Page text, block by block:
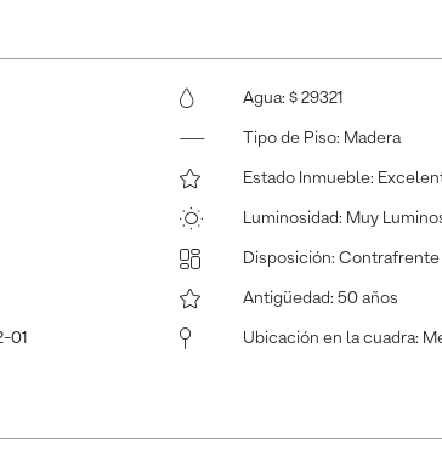
01
Agua: $ 29321
Tipo de Piso: Madera
Estado Inmueble:
Luminosidad: Muy
Disposición: Contrafrente
Antigüedad: 50 años
Ubicación en la cuadra: